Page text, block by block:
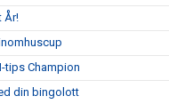
År!
tips Champion
din bingolott